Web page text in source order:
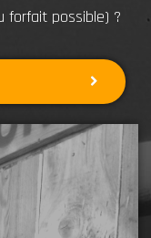
forfait possible) ?